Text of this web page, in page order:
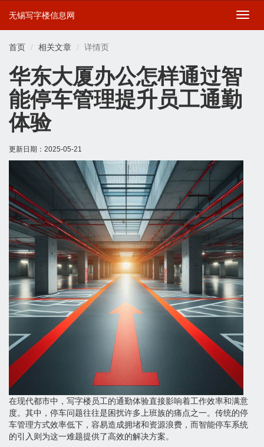
切
无锡写字楼信息网
首页 相关文章 详情页
华东大厦办公怎样通过智
能停车管理提升员工通勤
体验
更新日期： 2025-05-21
在现代都市中，写字楼员工的通勤体验直接影响着工作效率和满意
度。其中，停车问题往往是困扰许多上班族的痛点之一。传统的停
车管理方式效率低下，容易造成拥堵和资源浪费，而智能停车系统
的引入则为这一难题提供了高效的解决方案。